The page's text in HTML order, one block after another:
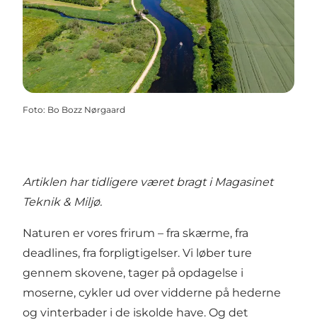
Foto: Bo Bozz Nørgaard
Artiklen har tidligere været bragt i Magasinet
Teknik & Miljø.
Naturen er vores frirum – fra skærme, fra
deadlines, fra forpligtigelser. Vi løber ture
gennem skovene, tager på opdagelse i
moserne, cykler ud over vidderne på hederne
og vinterbader i de iskolde have. Og det